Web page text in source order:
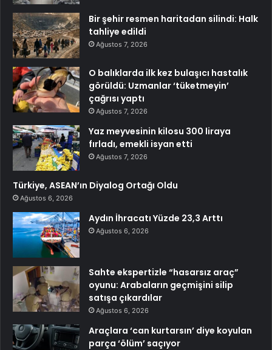
Bir şehir resmen haritadan silindi: Halk
tahliye edildi
Ağustos 7, 2026
O balıklarda ilk kez bulaşıcı hastalık
görüldü: Uzmanlar ‘tüketmeyin’
çağrısı yaptı
Ağustos 7, 2026
Yaz meyvesinin kilosu 300 liraya
fırladı, emekli isyan etti
Ağustos 7, 2026
Türkiye, ASEAN’ın Diyalog Ortağı Oldu
Ağustos 6, 2026
Aydın İhracatı Yüzde 23,3 Arttı
Ağustos 6, 2026
Sahte ekspertizle “hasarsız araç”
oyunu: Arabaların geçmişini silip
satışa çıkardılar
Ağustos 6, 2026
Araçlara ‘can kurtarsın’ diye koyulan
parça ‘ölüm’ saçıyor